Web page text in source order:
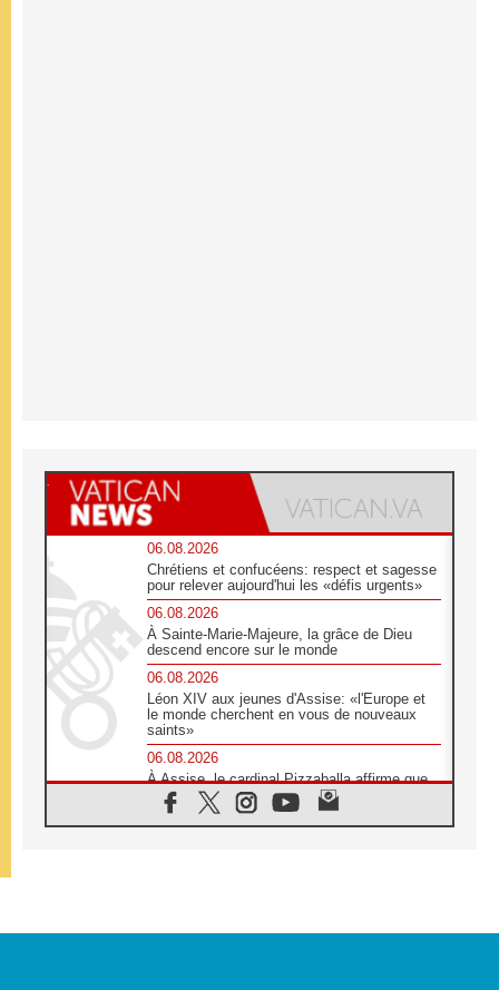
06.08.2026
Chrétiens et confucéens: respect et sagesse
pour relever aujourd'hui les «défis urgents»
06.08.2026
À Sainte-Marie-Majeure, la grâce de Dieu
descend encore sur le monde
06.08.2026
Léon XIV aux jeunes d'Assise: «l'Europe et
le monde cherchent en vous de nouveaux
saints»
06.08.2026
À Assise, le cardinal Pizzaballa affirme que
«les chrétiens veulent la paix»
06.08.2026